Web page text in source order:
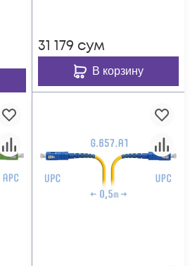
31 179 сум
В корзину